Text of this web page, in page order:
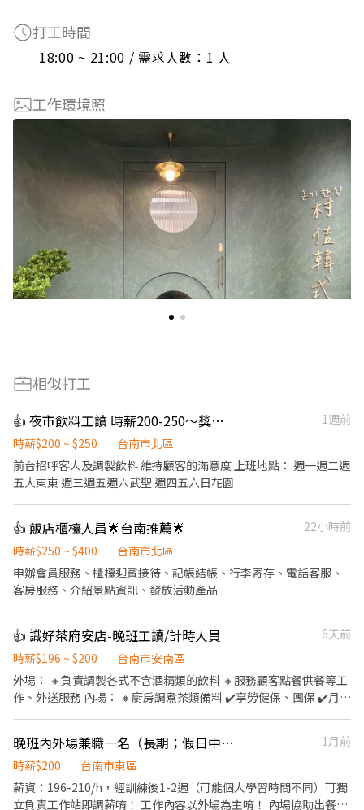
打工時間
18:00 ~ 21:00 / 需求人數：1 人
工作環境照
相似打工
👍 夜市飲料工讀 時薪200-250～獎金另計
1週前
時薪$200 ~ $250
台南市北區
前台招呼客人及調製飲料 維持顧客的滿意度 上班地點： 週一週二週
五大東東 週三週五週六武聖 週四五六日花園
👍 飯店櫃檯人員🌟台南推薦🌟
22小時前
時薪$250 ~ $400
台南市北區
申辦會員服務、櫃檯迎賓接待、記帳結帳、行李寄存、電話客服、
客房服務、介紹景點資訊、發放活動產品
👍 識好茶府安店-晚班工讀/計時人員
6天前
時薪$196 ~ $200
台南市安南區
外場： 🔸負責調製各式不含酒精類的飲料 🔸服務顧客點餐供餐等工
作、外送服務 內場： 🔸廚房調煮茶類備料 ✔️享勞健保、團保 ✔️月休
晚班內外場兼職一名（長期；假日中午及晚上都會排班）
1月前
時薪$200
台南市東區
薪資：196-210/h，經訓練後1-2週（可能個人學習時間不同）可獨
立負責工作站即調薪唷！ 工作內容以外場為主唷！ 內場協助出餐，